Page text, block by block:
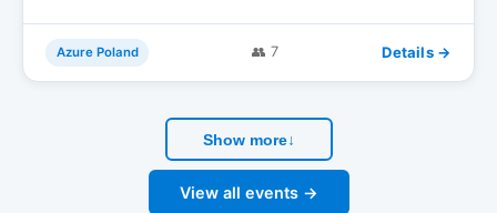
Azure Poland 👥 7 Details →
Show more↓
View all events →